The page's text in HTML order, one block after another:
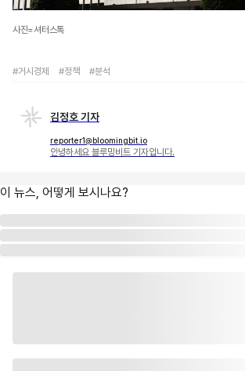
사진=셔터스톡
#거시경제 #정책 #분석
김정호 기자
reporter1@bloomingbit.io
안녕하세요 블루밍비트 기자입니다.
이 뉴스, 어떻게 보시나요?